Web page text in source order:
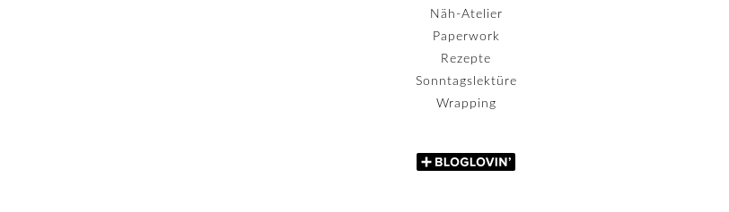
Näh-Atelier
Paperwork
Rezepte
Sonntagslektüre
Wrapping